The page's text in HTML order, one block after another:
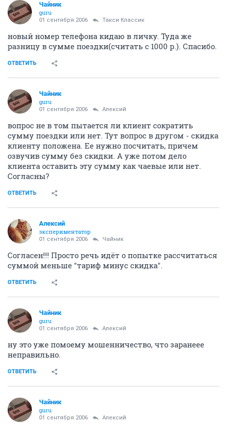
Чайник
guru
01 сентября 2006 Такси Классик
новый номер телефона кидаю в личку. Туда же
разницу в сумме поездки(считать с 1000 р.). Спасибо.
ОТВЕТИТЬ
Чайник
guru
01 сентября 2006 Алексий
вопрос не в том пытается ли клиент сократить
сумму поездки или нет. Тут вопрос в другом - скидка
клиенту положена. Ее нужно посчитать, причем
озвучив сумму без скидки. А уже потом дело
клиента оставить эту сумму как чаевые или нет.
Согласны?
ОТВЕТИТЬ
Алексий
экспериментатор
01 сентября 2006 Чайник
Согласен!!! Просто речь идёт о попытке рассчитаться
суммой меньше "тариф минус скидка".
ОТВЕТИТЬ
Чайник
guru
01 сентября 2006 Алексий
ну это уже помоему мошенничество, что заранеее
неправильно.
ОТВЕТИТЬ
Чайник
guru
01 сентября 2006 Алексий